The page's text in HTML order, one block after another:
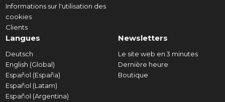
Informations sur l'utilisation des
cookies
Clients
Langues
Deutsch
English (Global)
Español (España)
Español (Latam)
Español (Argentina)
Newsletters
Le site web en 3 minutes
Dernière heure
Boutique